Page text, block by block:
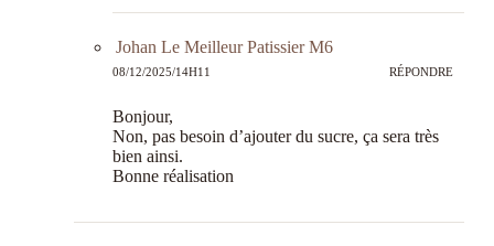
Johan Le Meilleur Patissier M6
08/12/2025/14H11 RÉPONDRE
Bonjour,
Non, pas besoin d’ajouter du sucre, ça sera très
bien ainsi.
Bonne réalisation